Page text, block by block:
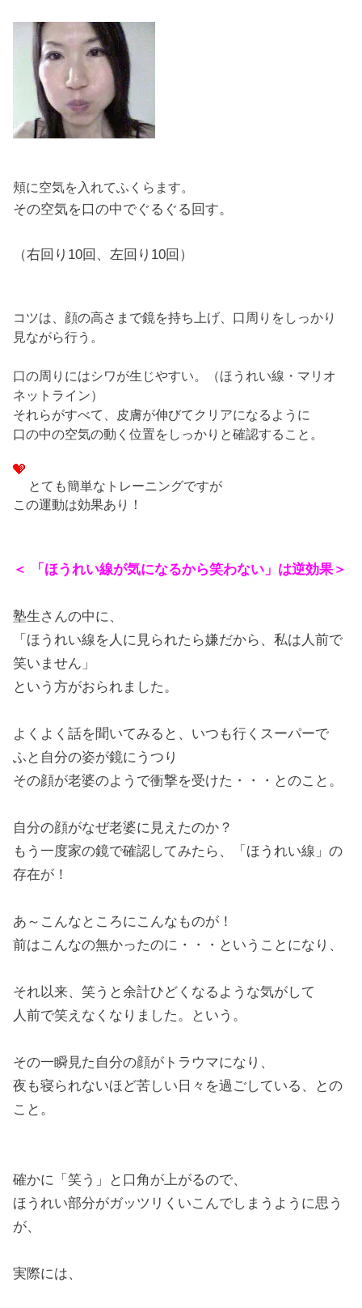
頬に空気を入れてふくらます。
その空気を口の中でぐるぐる回す。
（右回り10回、左回り10回）
コツは、顔の高さまで鏡を持ち上げ、口周りをしっかり
見ながら行う。
口の周りにはシワが生じやすい。（ほうれい線・マリオ
ネットライン）
それらがすべて、皮膚が伸びてクリアになるように
口の中の空気の動く位置をしっかりと確認すること。
とても簡単なトレーニングですが
この運動は効果あり！
＜ 「ほうれい線が気になるから笑わない」は逆効果＞
塾生さんの中に、
「ほうれい線を人に見られたら嫌だから、私は人前で
笑いません」
という方がおられました。
よくよく話を聞いてみると、いつも行くスーパーで
ふと自分の姿が鏡にうつり
その顔が老婆のようで衝撃を受けた・・・とのこと。
自分の顔がなぜ老婆に見えたのか？
もう一度家の鏡で確認してみたら、「ほうれい線」の
存在が！
あ～こんなところにこんなものが！
前はこんなの無かったのに・・・ということになり、
それ以来、笑うと余計ひどくなるような気がして
人前で笑えなくなりました。という。
その一瞬見た自分の顔がトラウマになり、
夜も寝られないほど苦しい日々を過ごしている、との
こと。
確かに「笑う」と口角が上がるので、
ほうれい部分がガッツリくいこんでしまうように思う
が、
実際には、